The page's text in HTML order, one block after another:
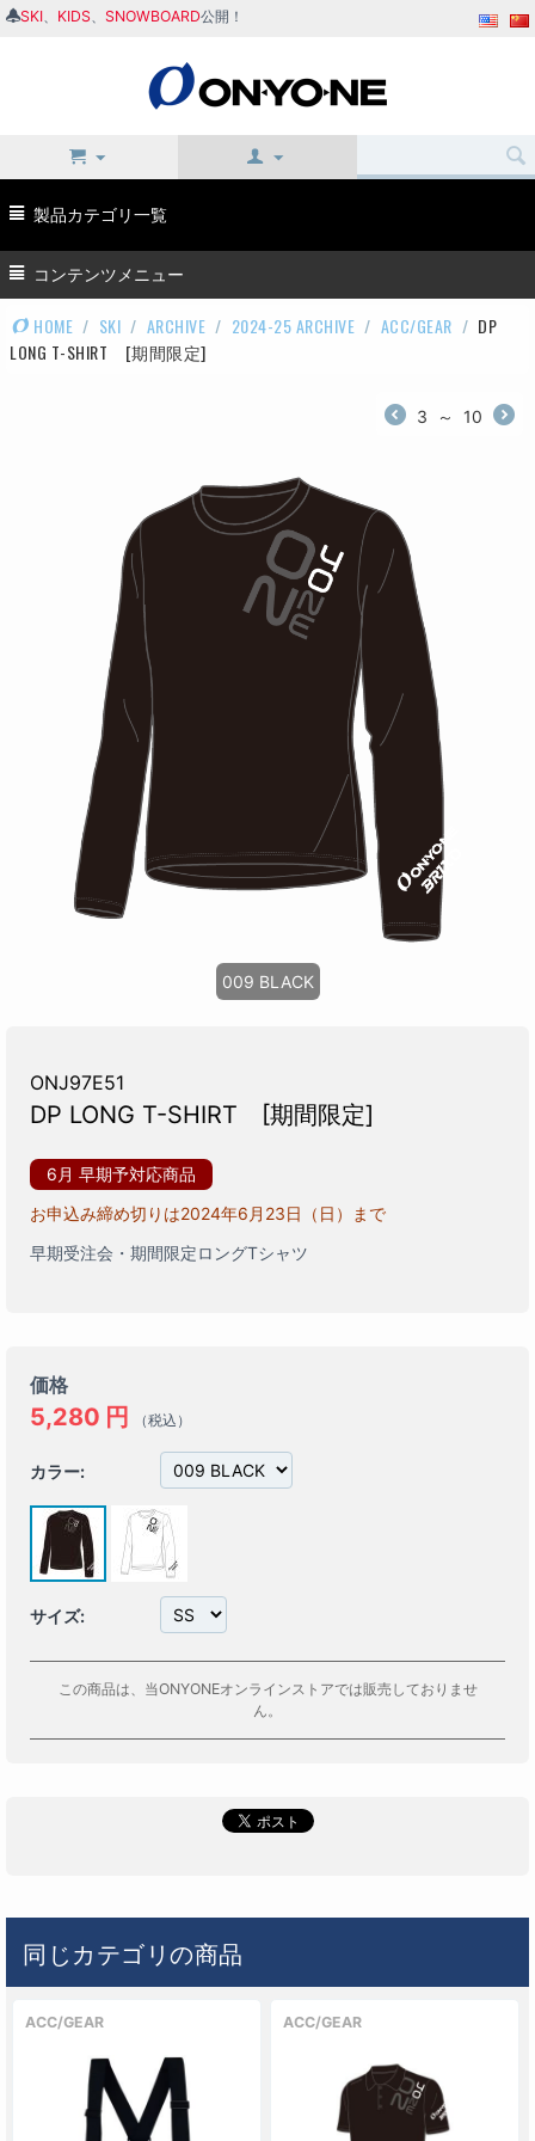
SKI KIDS SNOWBOARD公開！
製品カテゴリ一覧
コンテンツメニュー
HOME / SKI / ARCHIVE / 2024-25 ARCHIVE / ACC/GEAR / DP
LONG T-SHIRT [期間限定]
3 ～ 10
009 BLACK
ONJ97E51
DP LONG T-SHIRT [期間限定]
6月 早期予対応商品
お申込み締め切りは2024年6月23日（日）まで
早期受注会・期間限定ロングTシャツ
価格
5,280 円 （税込）
カラー:
サイズ:
この商品は、当ONYONEオンラインストアでは販売しておりませ
ん。
同じカテゴリの商品
ACC/GEAR ACC/GEAR